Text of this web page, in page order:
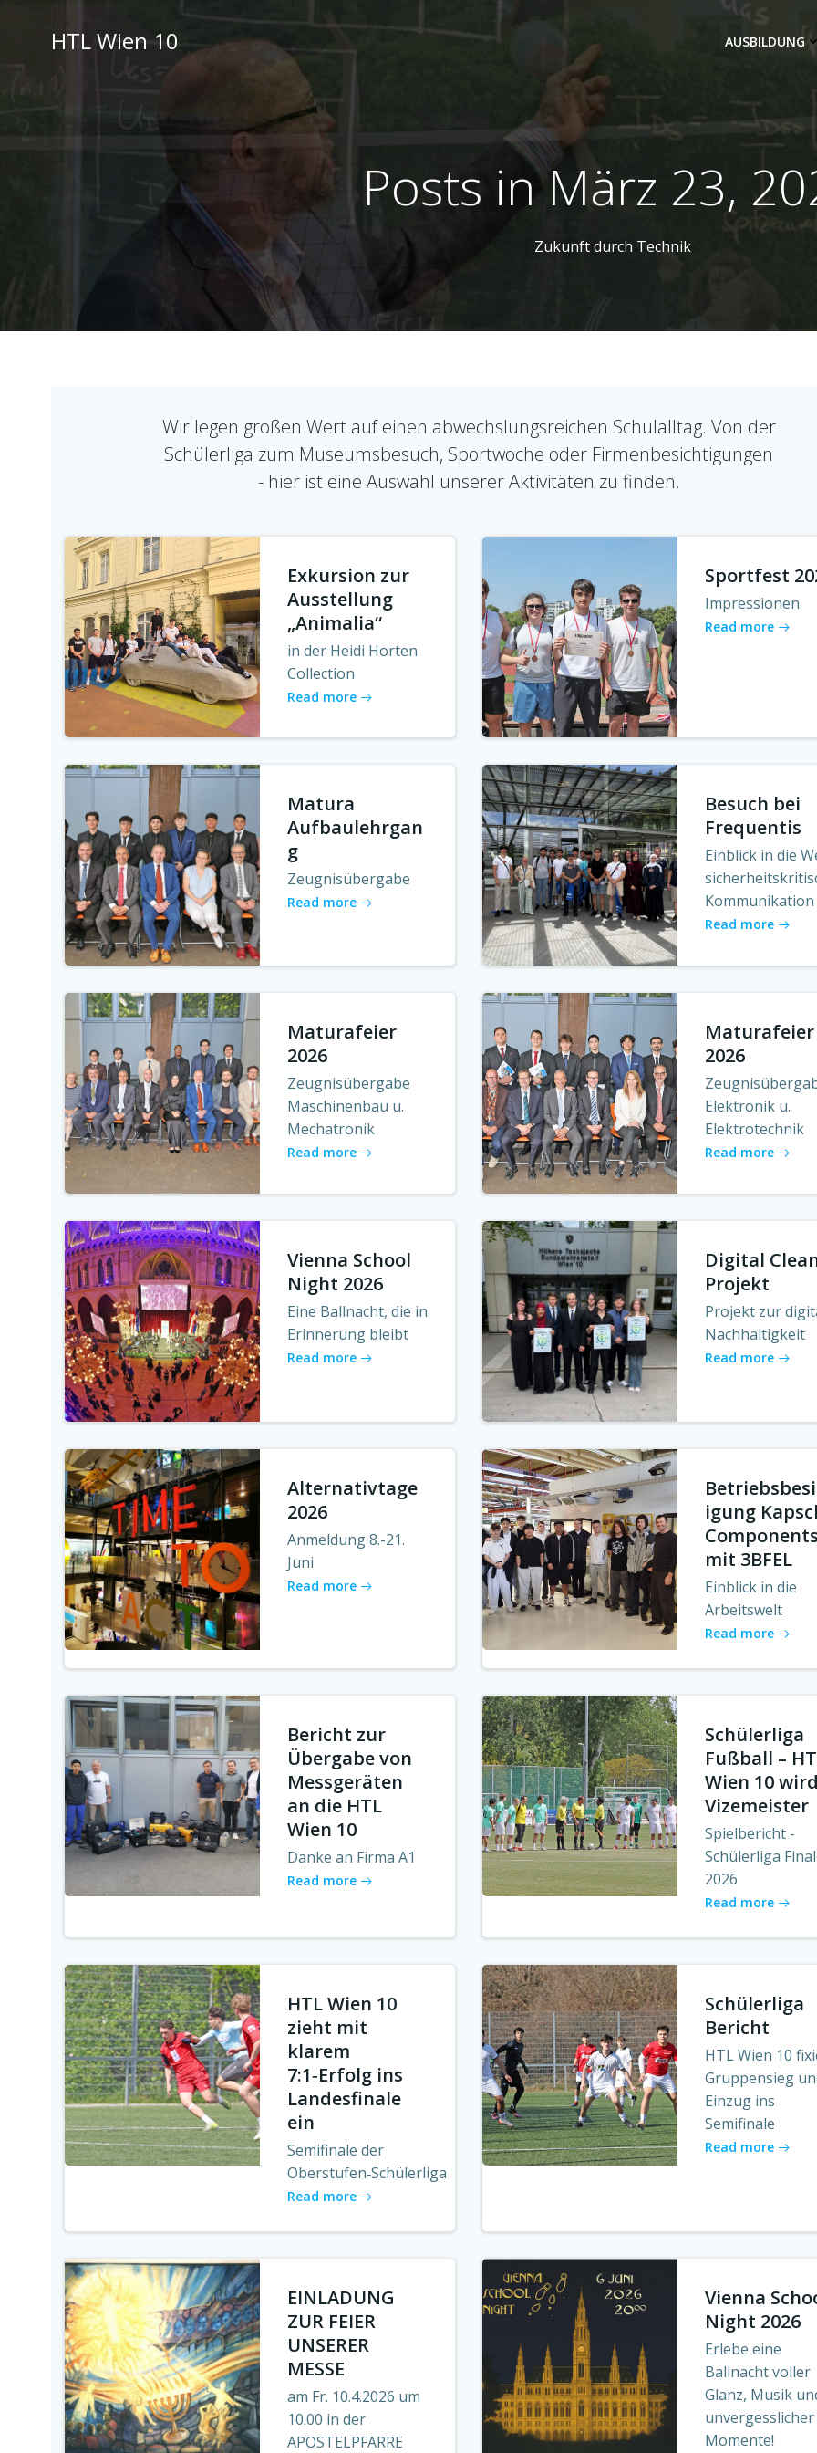
HTL Wien 10 AUSBILDUNG
Posts in März 23,
Zukunft durch Technik
Wir legen großen Wert auf einen abwechslungsreichen Schulalltag. Von der
Schülerliga zum Museumsbesuch, Sportwoche oder Firmenbesichtigungen
- hier ist eine Auswahl unserer Aktivitäten zu finden.
Exkursion zur
Ausstellung
„Animalia“
in der Heidi Horten
Collection
Read more
Sportfest
Impressionen
Read more
Matura
Aufbaulehrgan
g
Zeugnisübergabe
Read more
Besuch bei
Frequentis
Einblick in die
Kommunikation
Read more
Maturafeier
2026
Zeugnisübergabe
Maschinenbau u.
Mechatronik
Read more
Maturafeier
2026
Elektronik u.
Elektrotechnik
Read more
Vienna School
Night 2026
Eine Ballnacht, die in
Erinnerung bleibt
Read more
Digital
Projekt
Projekt zur
Nachhaltigkeit
Read more
Alternativtage
2026
Anmeldung 8.-21.
Juni
Read more
igung
Components
mit 3BFEL
Einblick in die
Arbeitswelt
Read more
Bericht zur
Übergabe von
Messgeräten
an die HTL
Wien 10
Danke an Firma A1
Read more
Schülerliga
Fußball –
Wien 10 wird
Vizemeister
Spielbericht -
Schülerliga
2026
Read more
HTL Wien 10
zieht mit
klarem
7:1‑Erfolg ins
Landesfinale
ein
Semifinale der
Oberstufen‑Schülerliga
Read more
Schülerliga
Bericht
HTL Wien 10
Gruppensieg
Einzug ins
Semifinale
Read more
EINLADUNG
ZUR FEIER
UNSERER
MESSE
am Fr. 10.4.2026 um
10.00 in der
APOSTELPFARRE
Vienna
Night 2026
Erlebe eine
Ballnacht voller
Glanz, Musik
unvergesslicher
Momente!